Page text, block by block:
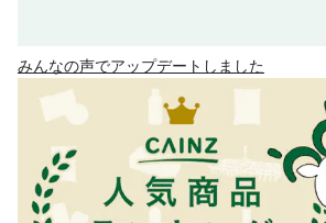
みんなの声でアップデートしました